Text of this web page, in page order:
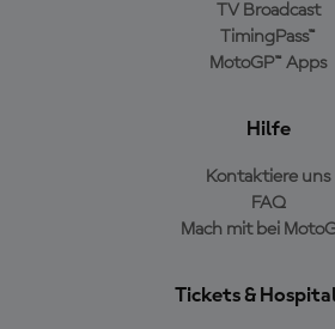
TV Broadcast
TimingPass™
MotoGP™ Apps
Hilfe
Kontaktiere uns
FAQ
Mach mit bei
Tickets &